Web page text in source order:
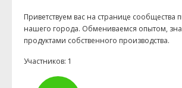
Приветствуем ваc на странице сообщества
нашего города. Обмениваемся опытом,
продуктами собственного производства.
Участников: 1